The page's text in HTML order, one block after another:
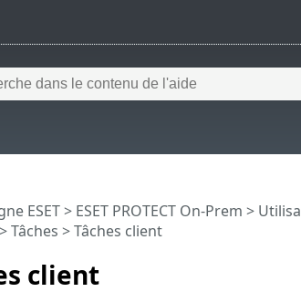
client
ESET> ESET PROTECT On-Prem >
>Tâches > Tâches client